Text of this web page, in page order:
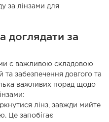
за лінзами для
доглядати за
є важливою складовою
забезпечення довгого та
важливих порад щодо
лінз, завжди мийте
Це запобігає